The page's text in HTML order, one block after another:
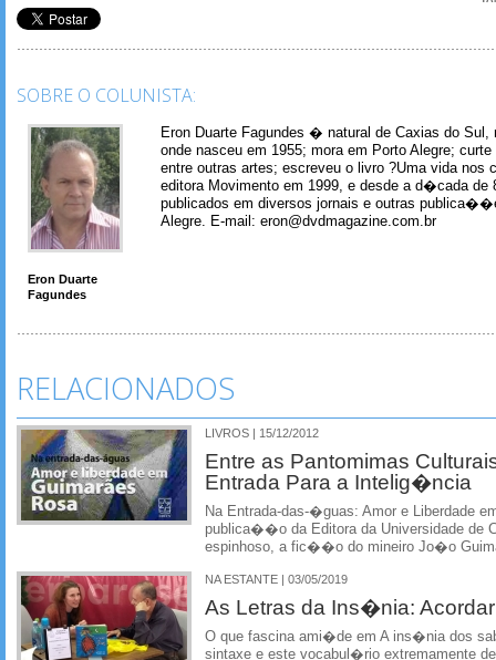
SOBRE O COLUNISTA:
Eron Duarte
Fagundes
Eron Duarte Fagundes � natural de Caxias do Sul,
onde nasceu em 1955; mora em Porto Alegre;
entre outras artes; escreveu o livro ?Uma vida nos
editora Movimento em 1999, e desde a d�cada de
publicados em diversos jornais e outras
Alegre. E-mail: eron@dvdmagazine.com.br
RELACIONADOS
LIVROS | 15/12/2012
Entre as Pantomimas
Entrada Para a Intelig�ncia
Na Entrada-das-�guas: Amor e Liberdade
publica��o da Editora da Universidade de
espinhoso, a fic��o do mineiro Jo�o
NA ESTANTE | 03/05/2019
As Letras da Ins�nia:
O que fascina ami�de em A ins�nia dos
sintaxe e este vocabul�rio extremamente